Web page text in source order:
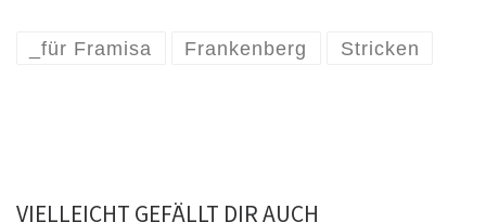
_für Framisa Frankenberg Stricken
VIELLEICHT GEFÄLLT DIR AUCH